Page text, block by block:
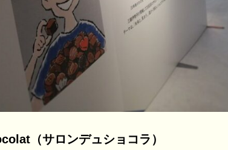
（サロンデュショコラ）